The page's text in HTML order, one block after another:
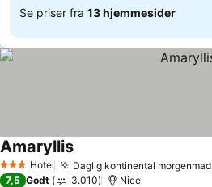
Se priser fra 13 hjemmesider
3 StjernerHotel Daglig kontinental morgenmad
Amaryllis
7,5 Godt 3.010 Nice